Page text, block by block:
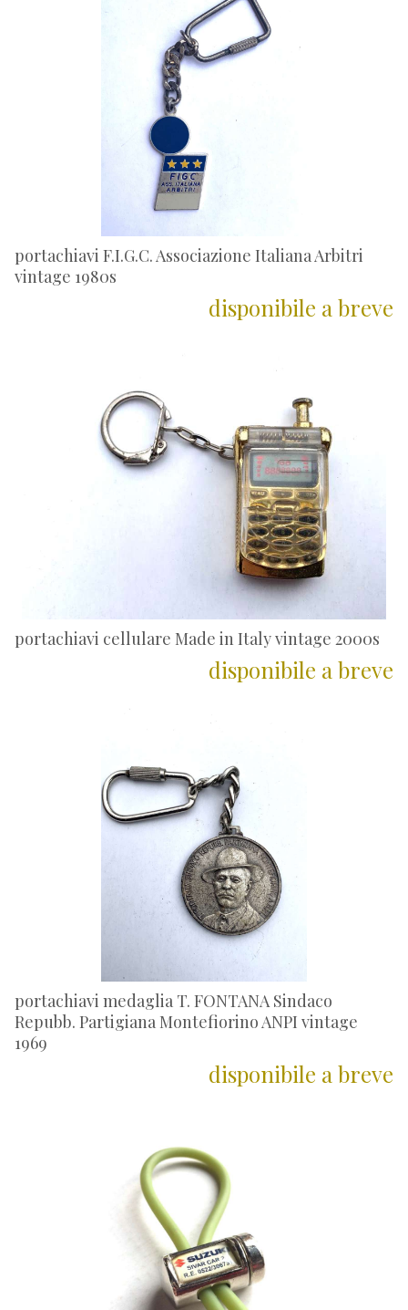
portachiavi F.I.G.C. Associazione Italiana Arbitri
vintage 1980s
disponibile a breve
portachiavi cellulare Made in Italy vintage 2000s
disponibile a breve
portachiavi medaglia T. FONTANA Sindaco
Repubb. Partigiana Montefiorino ANPI vintage
1969
disponibile a breve